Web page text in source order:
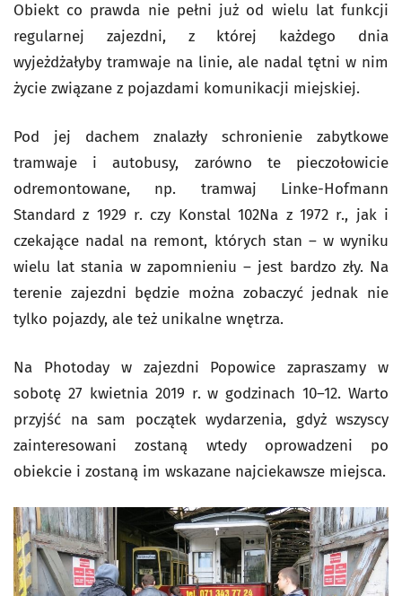
Obiekt co prawda nie pełni już od wielu lat funkcji
regularnej zajezdni, z której każdego dnia
wyjeżdżałyby tramwaje na linie, ale nadal tętni w nim
życie związane z pojazdami komunikacji miejskiej.
Pod jej dachem znalazły schronienie zabytkowe
tramwaje i autobusy, zarówno te pieczołowicie
odremontowane, np. tramwaj Linke-Hofmann
Standard z 1929 r. czy Konstal 102Na z 1972 r., jak i
czekające nadal na remont, których stan – w wyniku
wielu lat stania w zapomnieniu – jest bardzo zły. Na
terenie zajezdni będzie można zobaczyć jednak nie
tylko pojazdy, ale też unikalne wnętrza.
Na Photoday w zajezdni Popowice zapraszamy w
sobotę 27 kwietnia 2019 r. w godzinach 10–12. Warto
przyjść na sam początek wydarzenia, gdyż wszyscy
zainteresowani zostaną wtedy oprowadzeni po
obiekcie i zostaną im wskazane najciekawsze miejsca.